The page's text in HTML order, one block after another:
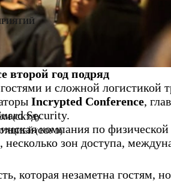
(СКУД)
(СОУЭ)
второй год подряд
и сложной логистикой
Incrypted Conference,
Security.
компания по
зон доступа,
которая незаметна гостям,